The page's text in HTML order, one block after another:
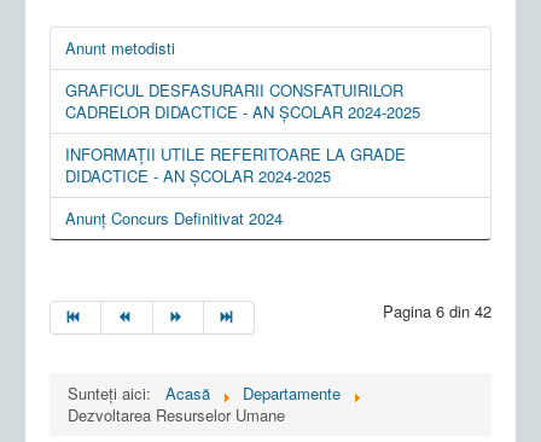
Anunt metodisti
GRAFICUL DESFASURARII CONSFATUIRILOR
CADRELOR DIDACTICE - AN ȘCOLAR 2024-2025
INFORMAȚII UTILE REFERITOARE LA GRADE
DIDACTICE - AN ȘCOLAR 2024-2025
Anunț Concurs Definitivat 2024
Pagina 6 din 42
Sunteți aici: Acasă
Departamente
Dezvoltarea Resurselor Umane